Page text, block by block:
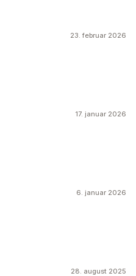
23. februar 2026
17. januar 2026
6. januar 2026
28. august 2025